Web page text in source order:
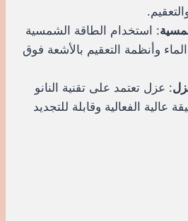
: استخدام الطاقة الشمسية
وأنظمة التعقيم بالأشعة فوق
: عزل تعتمد على تقنية النانو
عالية الفعالية وقابلة للتجديد